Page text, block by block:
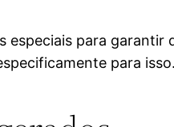
para garantir
para isso.